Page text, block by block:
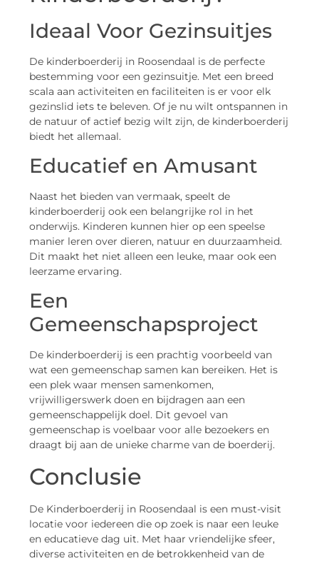
Ideaal Voor Gezinsuitjes
De kinderboerderij in Roosendaal is de perfecte
bestemming voor een gezinsuitje. Met een breed
scala aan activiteiten en faciliteiten is er voor elk
gezinslid iets te beleven. Of je nu wilt ontspannen in
de natuur of actief bezig wilt zijn, de kinderboerderij
biedt het allemaal.
Educatief en Amusant
Naast het bieden van vermaak, speelt de
kinderboerderij ook een belangrijke rol in het
onderwijs. Kinderen kunnen hier op een speelse
manier leren over dieren, natuur en duurzaamheid.
Dit maakt het niet alleen een leuke, maar ook een
leerzame ervaring.
Een
Gemeenschapsproject
De kinderboerderij is een prachtig voorbeeld van
wat een gemeenschap samen kan bereiken. Het is
een plek waar mensen samenkomen,
vrijwilligerswerk doen en bijdragen aan een
gemeenschappelijk doel. Dit gevoel van
gemeenschap is voelbaar voor alle bezoekers en
draagt bij aan de unieke charme van de boerderij.
Conclusie
De Kinderboerderij in Roosendaal is een must-visit
locatie voor iedereen die op zoek is naar een leuke
en educatieve dag uit. Met haar vriendelijke sfeer,
diverse activiteiten en de betrokkenheid van de